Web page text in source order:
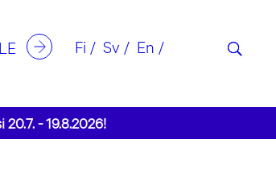
Fi Sv En
- 19.8.2026!